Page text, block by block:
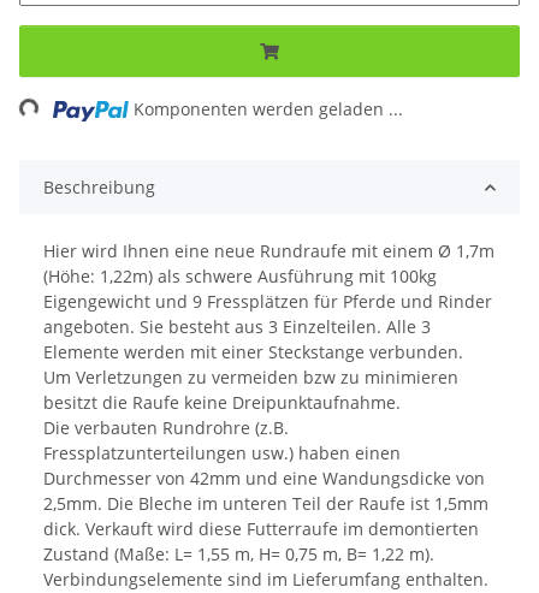
Komponenten werden geladen ...
Beschreibung
Hier wird Ihnen eine neue Rundraufe mit einem Ø 1,7m
(Höhe: 1,22m) als schwere Ausführung mit 100kg
Eigengewicht und 9 Fressplätzen für Pferde und Rinder
angeboten. Sie besteht aus 3 Einzelteilen. Alle 3
Elemente werden mit einer Steckstange verbunden.
Um Verletzungen zu vermeiden bzw zu minimieren
besitzt die Raufe keine Dreipunktaufnahme.
Die verbauten Rundrohre (z.B.
Fressplatzunterteilungen usw.) haben einen
Durchmesser von 42mm und eine Wandungsdicke von
2,5mm. Die Bleche im unteren Teil der Raufe ist 1,5mm
dick. Verkauft wird diese Futterraufe im demontierten
Zustand (Maße: L= 1,55 m, H= 0,75 m, B= 1,22 m).
Verbindungselemente sind im Lieferumfang enthalten.